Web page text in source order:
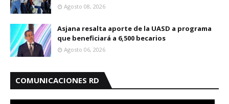
Agosto 08, 2026
Asjana resalta aporte de la UASD a programa
que beneficiará a 6,500 becarios
Agosto 06, 2026
COMUNICACIONES RD